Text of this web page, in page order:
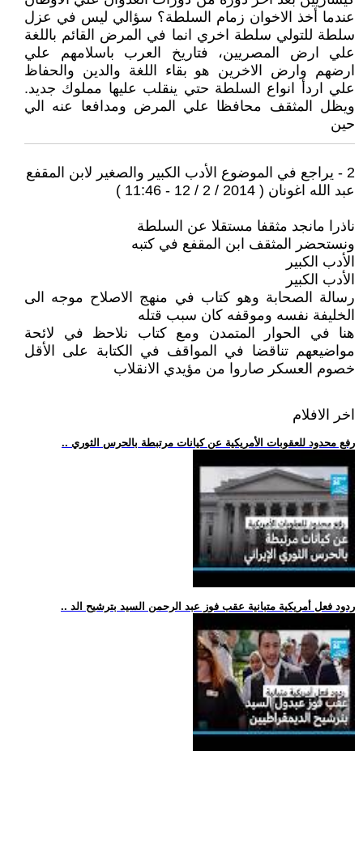
عندما أخذ الاخوان زمام السلطة؟ سؤالي ليس في عزل
سلطة للتولي سلطة اخري انما في المرض القائم باللغة
علي ارض المصريين، فتاريخ العرب باسلامهم علي
ارضهم وارض الاخرين هو بقاء اللغة والدين والحفاظ
علي اردأ انواع السلطة حتي ينقلب عليها مملوك جديد.
ويظل المثقف محافظا علي المرض ومدافعا عنه الي
حين
2 - يراجع في الموضوع الأدب الكبير والصغير لابن المقفع
عبد الله اغونان ( 2014 / 2 / 12 - 11:46 )
ناذرا مانجد مثقفا مستقلا عن السلطة
ونستحضر المثقف ابن المقفع في كتبه
الأدب الكبير
الأدب الكبير
رسالة الصحابة وهو كتاب في منهج الاصلاح موجه الى
الخليفة نفسه وموقفه كان سبب قتله
هنا في الحوار المتمدن ومع كتاب نلاحظ في لائحة
مواضيعهم تناقضا في المواقف في الكتابة على الأقل
خصوم العسكر صاروا من مؤيدي الانقلاب
اخر الافلام
.. رفع محدود للعقوبات الأمريكية عن كيانات مرتبطة بالحرس الثوري
.. ردود فعل أمريكية متبانية عقب فوز عبد الرحمن السيد بترشيح الد